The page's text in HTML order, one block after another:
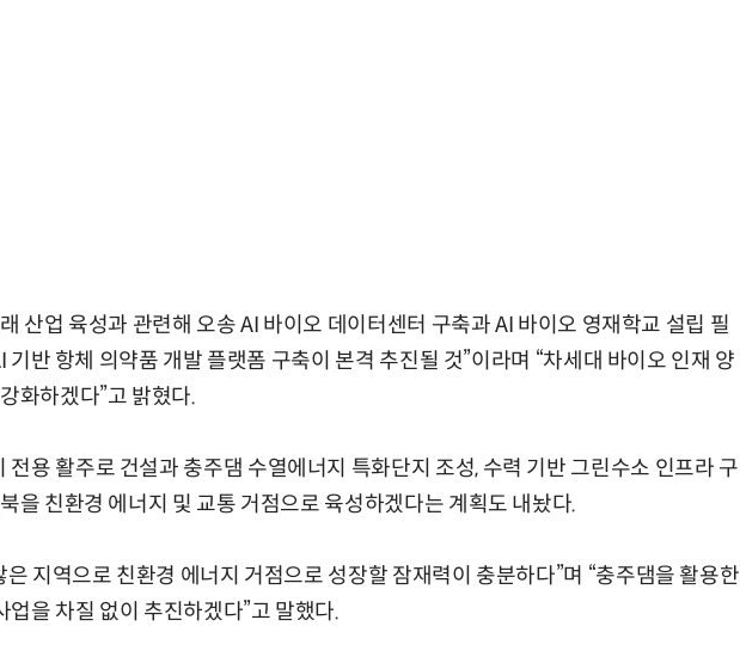
산업 육성과 관련해 오송 AI 바이오 데이터센터 구축과 AI 바이오 영재학교 설립 필
기반 항체 의약품 개발 플랫폼 구축이 본격 추진될 것”이라며 “차세대 바이오 인재 양
화하겠다”고 밝혔다.
전용 활주로 건설과 충주댐 수열에너지 특화단지 조성, 수력 기반 그린수소 인프라 구
을 친환경 에너지 및 교통 거점으로 육성하겠다는 계획도 내놨다.
은 지역으로 친환경 에너지 거점으로 성장할 잠재력이 충분하다”며 “충주댐을 활용한
을 차질 없이 추진하겠다”고 말했다.